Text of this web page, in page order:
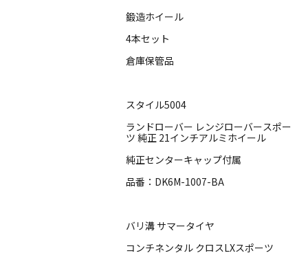
鍛造ホイール
4本セット
倉庫保管品
スタイル5004
ランドローバー レンジローバースポー
ツ 純正 21インチアルミホイール
純正センターキャップ付属
品番：DK6M-1007-BA
バリ溝 サマータイヤ
コンチネンタル クロスLXスポーツ